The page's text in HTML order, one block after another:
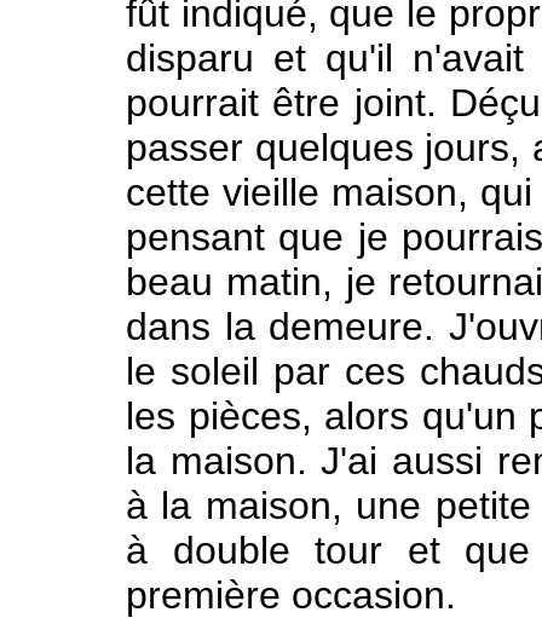
fût indiqué, que le
disparu et qu'il
pourrait être joint.
passer quelques jours,
cette vieille maison,
pensant que je
beau matin, je
dans la demeure.
le soleil par ces
les pièces, alors qu'un
la maison. J'ai aussi
à la maison, une
à double tour et
première occasion.